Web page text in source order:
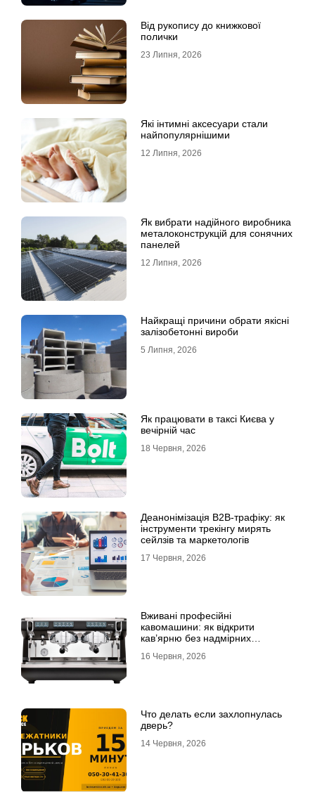
Від рукопису до книжкової
полички
23 Липня, 2026
Які інтимні аксесуари стали
найпопулярнішими
12 Липня, 2026
Як вибрати надійного виробника
металоконструкцій для сонячних
панелей
12 Липня, 2026
Найкращі причини обрати якісні
залізобетонні вироби
5 Липня, 2026
Як працювати в таксі Києва у
вечірній час
18 Червня, 2026
Деанонімізація B2B-трафіку: як
інструменти трекінгу мирять
сейлзів та маркетологів
17 Червня, 2026
Вживані професійні
кавомашини: як відкрити
кав’ярню без надмірних
16 Червня, 2026
Что делать если захлопнулась
дверь?
14 Червня, 2026